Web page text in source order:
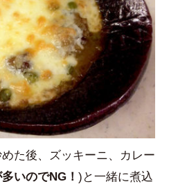
た後、ズッキーニ、カレー
いのでNG！ )と一緒に煮込